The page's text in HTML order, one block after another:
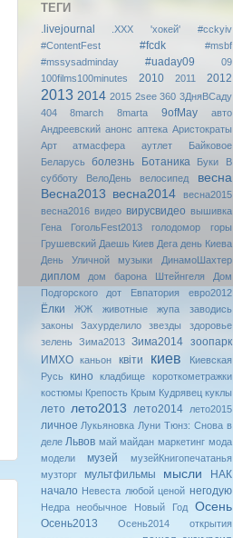
ТЕГИ
.livejournal .XXX 'хокей'
#cckyiv
#ContentFest
#fcdk
#msbf
#mssysadminday
#uaday09
09
100films100minutes
2010 2011 2012
2013 2014 2015 2see 360 3ДняВСаду
404
8march 8marta 9ofMay
авто
Андреевский анонс аптека Аристократы
Арт
атмасфера аутлет
Байковое
Беларусь
болезнь Ботаника Буки
В
субботу
ВелоДень велосипед
весна
Весна2013 весна2014
весна2015
весна2016 видео вирусвидео вышивка
Гена
ГогольFest2013 голодомор
горы
Грушевский Даешь Киев Дега день Киева
День Уличной музыки
ДинамоШахтер
диплом дом барона Штейнгеля
Дом
Подгорского
дот Евпатория евро2012
Ёлки ЖЖ животные жупа
заводись
законы
Захурделило звезды
здоровье
зелень
Зима2013 Зима2014 зоопарк
ИМХО
каньон квiти киев
Киевская
Русь
кино кладбище
короткометражки
костюмы Крепость Крым Кудрявец куклы
лето лето2013 лето2014 лето2015
личное Лукьяновка Луни Тюнз: Снова в
деле Львов май майдан маркетинг мода
модели
музей
музейКнигопечатанья
музторг
мультфильмы мысли
НАК
начало Невеста любой ценой негодую
Недра необычное Новый Год Осень
Осень2013 Осень2014
открытия